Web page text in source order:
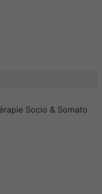
Socio & Somato